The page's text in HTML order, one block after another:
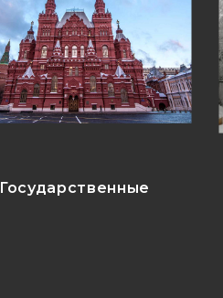
Государственные